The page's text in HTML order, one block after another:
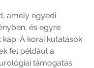
amely egyedi
és egyre
A korai kutatások
fel például a
támogatás